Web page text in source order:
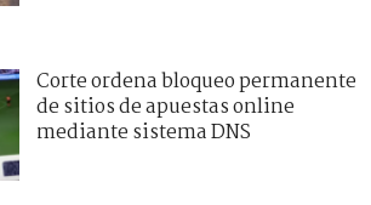
Corte ordena bloqueo permanente
de sitios de apuestas online
mediante sistema DNS